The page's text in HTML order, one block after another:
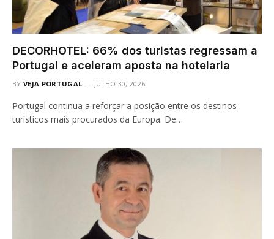
DECORHOTEL: 66% dos turistas regressam a
Portugal e aceleram aposta na hotelaria
BY VEJA PORTUGAL JULHO 30, 2026
Portugal continua a reforçar a posição entre os destinos
turísticos mais procurados da Europa. De…